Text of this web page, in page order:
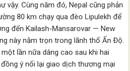
vậy. Cùng năm đó, Nepal cũng phản
80 km chạy qua đèo Lipulekh để
đến Kailash-Mansarovar — New
này nằm trọn trong lãnh thổ Ấn Độ.
lần nữa dâng cao sau khi hai
ý nối lại giao dịch thương mại